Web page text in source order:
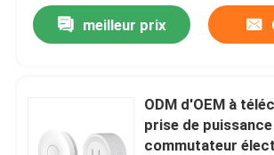
meilleur prix
ODM d'OEM à
prise de
commutateur